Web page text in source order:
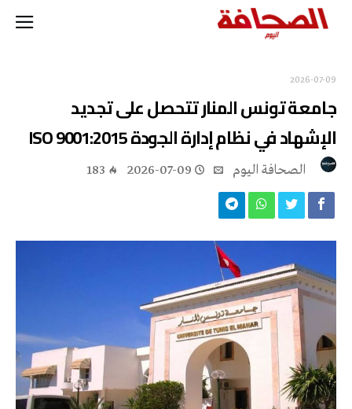
2026-07-09
جامعة تونس المنار تتحصل على تجديد
الإشهاد في نظام إدارة الجودة ISO 9001:2015
2026-07-09
183